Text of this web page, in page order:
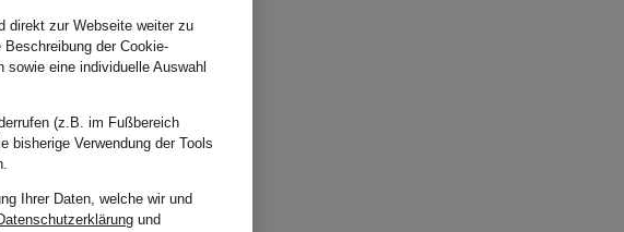
direkt zur Webseite weiter zu
der Cookie-
eine individuelle Auswahl
(z.B. im Fußbereich
bisherige Verwendung der Tools
Ihrer Daten, welche wir und
und